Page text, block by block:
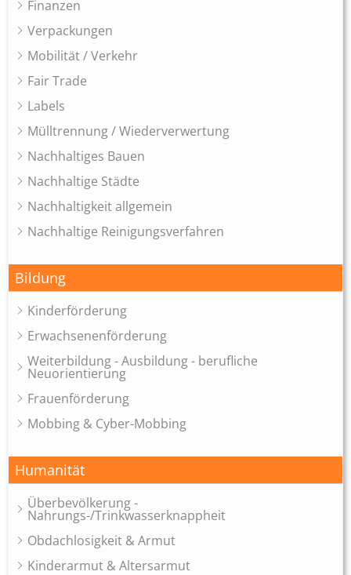
Finanzen
Verpackungen
Mobilität / Verkehr
Fair Trade
Labels
Mülltrennung / Wiederverwertung
Nachhaltiges Bauen
Nachhaltige Städte
Nachhaltigkeit allgemein
Nachhaltige Reinigungsverfahren
Bildung
Kinderförderung
Erwachsenenförderung
Weiterbildung - Ausbildung - berufliche
Neuorientierung
Frauenförderung
Mobbing & Cyber-Mobbing
Humanität
Überbevölkerung -
Nahrungs-/Trinkwasserknappheit
Obdachlosigkeit & Armut
Kinderarmut & Altersarmut